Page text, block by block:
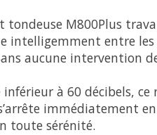
tondeuse M800Plus
intelligemment entre
aucune intervention
à 60 décibels,
immédiatement
toute sérénité.